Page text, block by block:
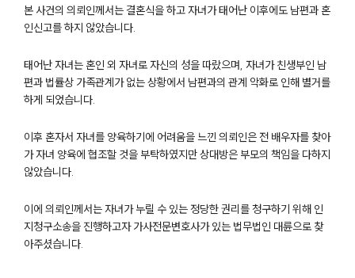
본 사건의 의뢰인께서는 결혼식을 하고 자녀가 태어난 이후에도 남편과 혼
인신고를 하지 않았습니다.
태어난 자녀는 혼인 외 자녀로 자신의 성을 따랐으며, 자녀가 친생부인 남
편과 법률상 가족관계가 없는 상황에서 남편과의 관계 악화로 인해 별거를
하게 되었습니다.
이후 혼자서 자녀를 양육하기에 어려움을 느낀 의뢰인은 전 배우자를 찾아
가 자녀 양육에 협조할 것을 부탁하였지만 상대방은 부모의 책임을 다하지
않았습니다.
이에 의뢰인께서는 자녀가 누릴 수 있는 정당한 권리를 청구하기 위해 인
지청구소송을 진행하고자 가사전문변호사가 있는 법무법인 대륜으로 찾
아주셨습니다.